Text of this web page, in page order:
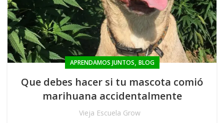
APRENDAMOS JUNTOS, BLOG
Que debes hacer si tu mascota comió
marihuana accidentalmente
Vieja Escuela Grow